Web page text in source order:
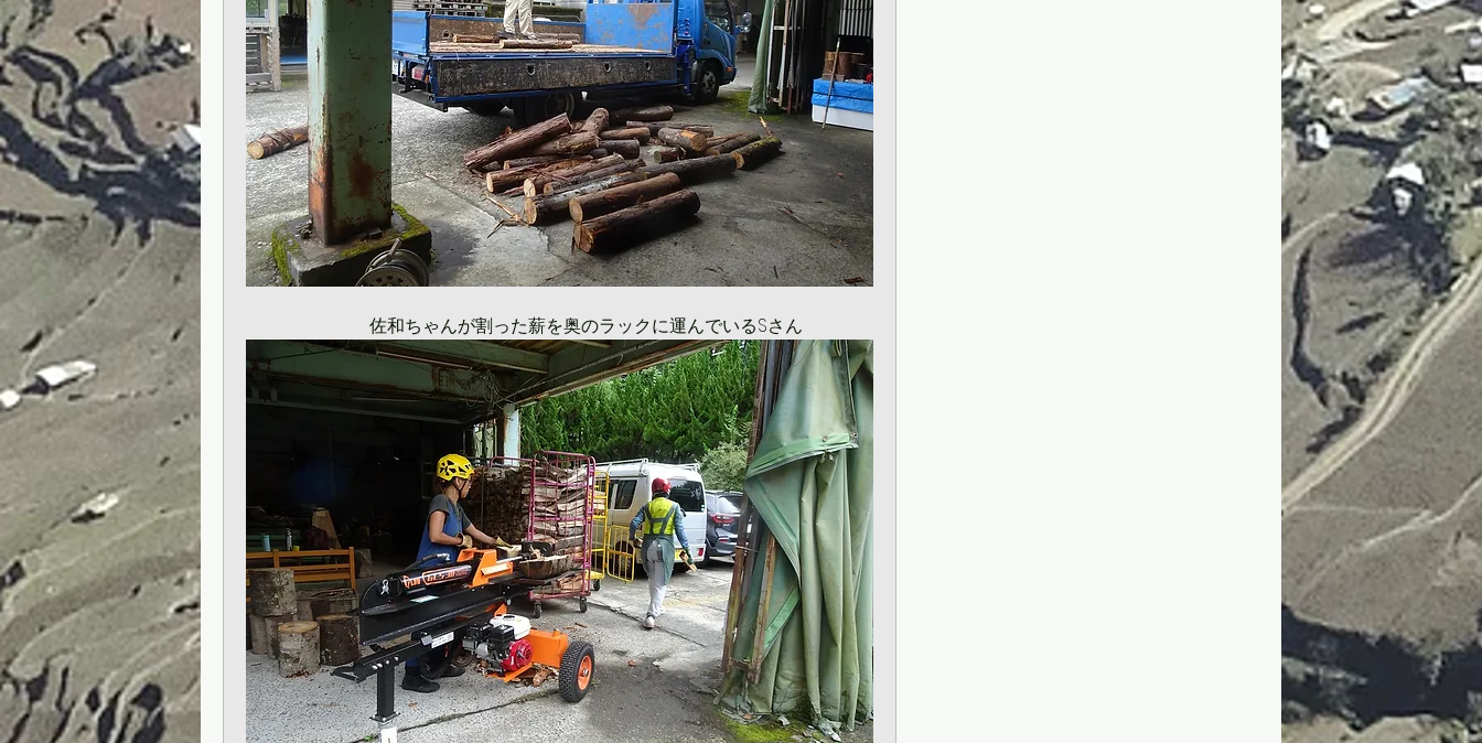
佐和ちゃんが割った薪を奥のラックに運んでいるSさん